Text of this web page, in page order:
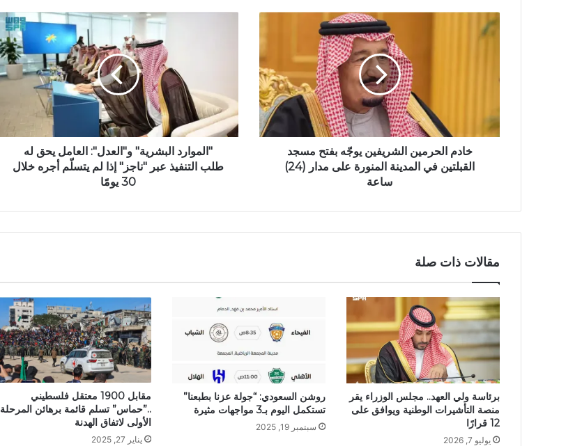
ب
خادم الحرمين الشريفين يوجّه بفتح مسجد
القبلتين في المدينة المنورة على مدار (24)
ساعة
"الموارد البشرية" و"العدل": العامل يحق له
طلب التنفيذ عبر "ناجز" إذا لم يتسلّم أجره خلال
30 يومًا
مقالات ذات صلة
برئاسة ولي العهد.. مجلس الوزراء يقر
منصة التأشيرات الوطنية ويوافق على
12 قرارًا
يوليو 7, 2026
روشن السعودي: “جولة عزنا بطبعنا”
تستكمل اليوم بـ3 مواجهات مثيرة
سبتمبر 19, 2025
مقابل 1900 معتقل فلسطيني
..”حماس” تسلم قائمة برهائن المرحلة
الأولى لاتفاق الهدنة
يناير 27, 2025